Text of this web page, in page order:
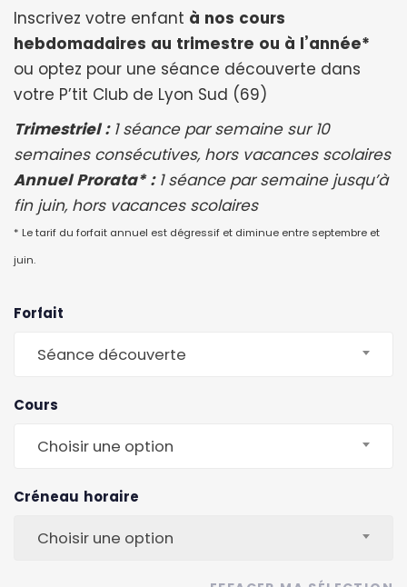
Inscrivez votre enfant à nos cours
hebdomadaires au trimestre ou à l’année*
ou optez pour une séance découverte dans
votre P’tit Club de Lyon Sud (69)
Trimestriel : 1 séance par semaine sur 10
semaines consécutives, hors vacances scolaires
Annuel Prorata* : 1 séance par semaine jusqu’à
fin juin, hors vacances scolaires
* Le tarif du forfait annuel est dégressif et diminue entre septembre et
juin.
Forfait
Séance découverte
Cours
Choisir une option
Créneau horaire
Choisir une option